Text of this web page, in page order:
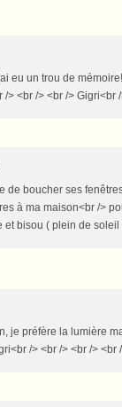
eu un trou de
> <br /> <br /> Gigri<br
boucher ses
à ma maison<br />
bisou ( plein de
je préfère la lumière
/> <br /> <br /> <br